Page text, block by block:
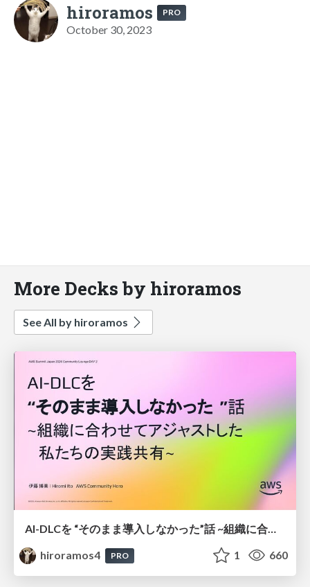
hiroramos PRO
October 30, 2023
More Decks by hiroramos
See All by hiroramos
AI-DLCを “そのまま導入しなかった”話 ~組織に合わせてアジャストした 私たちの実践共有~
hiroramos4
PRO 1 660